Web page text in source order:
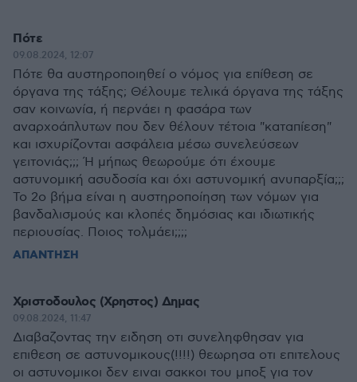
Πότε
09.08.2024, 12:07
Πότε θα αυστηροποιηθεί ο νόμος για επίθεση σε
όργανα της τάξης; Θέλουμε τελικά όργανα της τάξης
σαν κοινωνία, ή περνάει η φασάρα των
αναρχοάπλυτων που δεν θέλουν τέτοια "καταπίεση"
και ισχυρίζονται ασφάλεια μέσω συνελεύσεων
γειτονιάς;;; Ή μήπως θεωρούμε ότι έχουμε
αστυνομική ασυδοσία και όχι αστυνομική ανυπαρξία;;;
Το 2ο βήμα είναι η αυστηροποίηση των νόμων για
βανδαλισμούς και κλοπές δημόσιας και ιδιωτικής
περιουσίας. Ποιος τολμάει;;;;
ΑΠΑΝΤΗΣΗ
Χριστοδουλος (Χρηστος) Δημας
09.08.2024, 11:47
Διαβαζοντας την ειδηση οτι συνεληφθησαν για
επιθεση σε αστυνομικους(!!!!) θεωρησα οτι επιτελους
οι αστυνομικοι δεν ειναι σακκοι του μποξ για τον